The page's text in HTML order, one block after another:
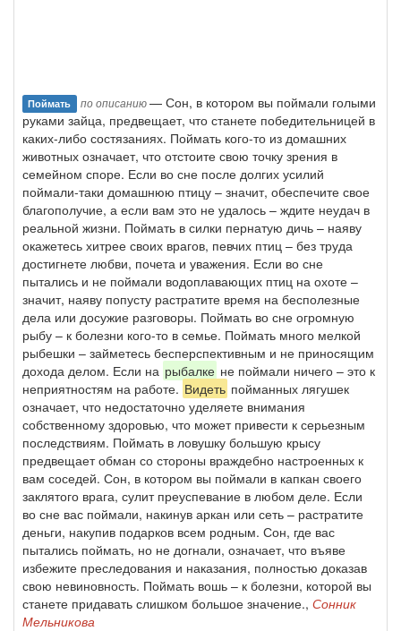
Поймать по описанию— Сон, в котором вы поймали голыми
руками зайца, предвещает, что станете победительницей в
каких-либо состязаниях. Поймать кого-то из домашних
животных означает, что отстоите свою точку зрения в
семейном споре. Если во сне после долгих усилий
поймали-таки домашнюю птицу – значит, обеспечите свое
благополучие, а если вам это не удалось – ждите неудач в
реальной жизни. Поймать в силки пернатую дичь – наяву
окажетесь хитрее своих врагов, певчих птиц – без труда
достигнете любви, почета и уважения. Если во сне
пытались и не поймали водоплавающих птиц на охоте –
значит, наяву попусту растратите время на бесполезные
дела или досужие разговоры. Поймать во сне огромную
рыбу – к болезни кого-то в семье. Поймать много мелкой
рыбешки – займетесь бесперспективным и не приносящим
дохода делом. Если на рыбалке не поймали ничего – это к
неприятностям на работе. Видеть пойманных лягушек
означает, что недостаточно уделяете внимания
собственному здоровью, что может привести к серьезным
последствиям. Поймать в ловушку большую крысу
предвещает обман со стороны враждебно настроенных к
вам соседей. Сон, в котором вы поймали в капкан своего
заклятого врага, сулит преуспевание в любом деле. Если
во сне вас поймали, накинув аркан или сеть – растратите
деньги, накупив подарков всем родным. Сон, где вас
пытались поймать, но не догнали, означает, что въяве
избежите преследования и наказания, полностью доказав
свою невиновность. Поймать вошь – к болезни, которой вы
станете придавать слишком большое значение., Сонник
Мельникова